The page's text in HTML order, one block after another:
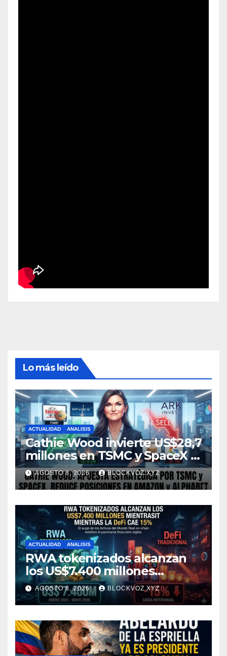
Lo más leído
ACTUALIDAD ANALISIS
Cathie Wood invierte US$28,7
millones en TSMC y SpaceX y
reduce posiciones en
Amazon y Alphabet
AGOSTO 8, 2026 BLOCKVOZ.XYZ
ACTUALIDAD ANALISIS
RWA tokenizados alcanzan
los US$7.400 millones
mientras la DeFi cae 15%
AGOSTO 8, 2026 BLOCKVOZ.XYZ